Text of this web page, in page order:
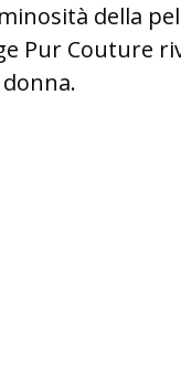
della
Pur Couture